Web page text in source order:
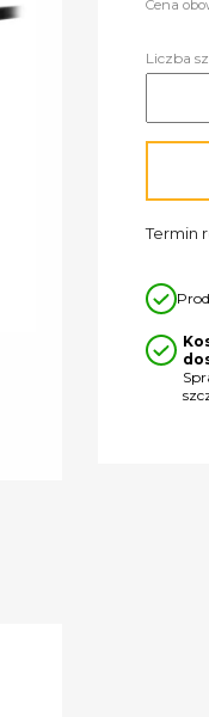
Cena
Liczba
Termin